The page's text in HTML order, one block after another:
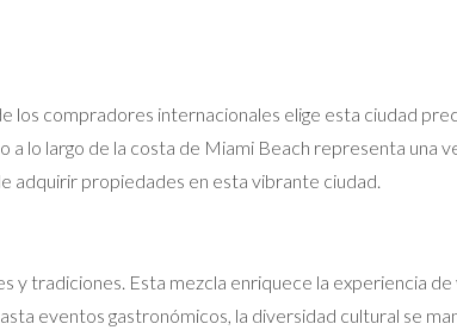
compradores internacionales elige esta ciudad
lo largo de la costa de Miami Beach representa una
adquirir propiedades en esta vibrante ciudad.
y tradiciones. Esta mezcla enriquece la experiencia
eventos gastronómicos, la diversidad cultural se